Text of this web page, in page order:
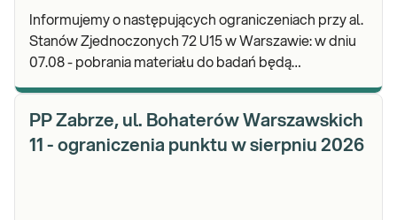
Informujemy o następujących ograniczeniach przy al.
Stanów Zjednoczonych 72 U15 w Warszawie: w dniu
07.08 - pobrania materiału do badań będą
PP Zabrze, ul. Bohaterów Warszawskich
11 - ograniczenia punktu w sierpniu 2026